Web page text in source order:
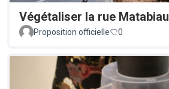
Végétaliser la rue Matabiau
Proposition officielle
0